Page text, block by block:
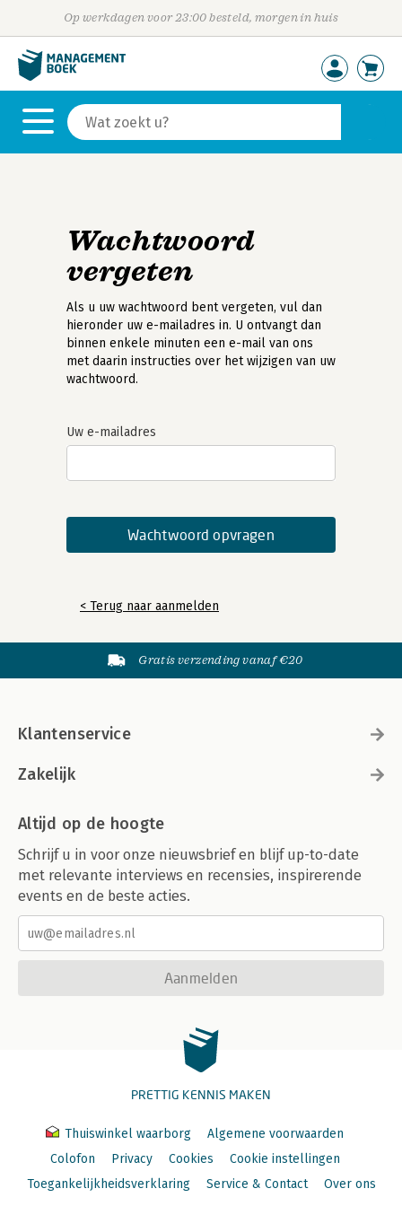
Op werkdagen voor 23:00 besteld, morgen in huis
Wachtwoord
vergeten
Als u uw wachtwoord bent vergeten, vul dan
hieronder uw e-mailadres in. U ontvangt dan
binnen enkele minuten een e-mail van ons
met daarin instructies over het wijzigen van uw
wachtwoord.
Uw e-mailadres
< Terug naar aanmelden
Gratis verzending vanaf €20
Klantenservice
Zakelijk
Altijd op de hoogte
Schrijf u in voor onze nieuwsbrief en blijf up-to-date
met relevante interviews en recensies, inspirerende
events en de beste acties.
Aanmelden
PRETTIG KENNIS MAKEN
Thuiswinkel waarborg
Algemene voorwaarden
Colofon
Privacy Cookies
Cookie instellingen
Toegankelijkheidsverklaring
Service & Contact Over ons